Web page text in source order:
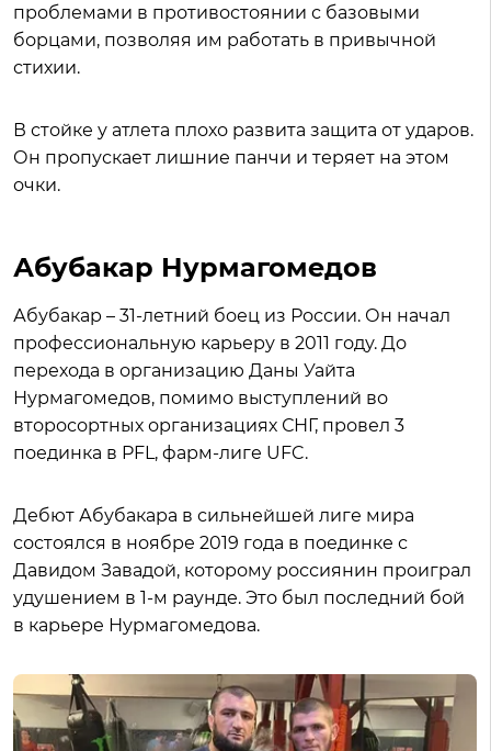
проблемами в противостоянии с базовыми
борцами, позволяя им работать в привычной
стихии.
В стойке у атлета плохо развита защита от ударов.
Он пропускает лишние панчи и теряет на этом
очки.
Абубакар Нурмагомедов
Абубакар – 31-летний боец из России. Он начал
профессиональную карьеру в 2011 году. До
перехода в организацию Даны Уайта
Нурмагомедов, помимо выступлений во
второсортных организациях СНГ, провел 3
поединка в PFL, фарм-лиге UFC.
Дебют Абубакара в сильнейшей лиге мира
состоялся в ноябре 2019 года в поединке с
Давидом Завадой, которому россиянин проиграл
удушением в 1-м раунде. Это был последний бой
в карьере Нурмагомедова.